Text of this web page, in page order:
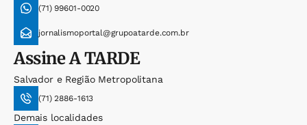
(71) 99601-0020
jornalismoportal@grupoatarde.com.br
AssineA TARDE
Salvador e Região Metropolitana
(71) 2886-1613
Demais localidades